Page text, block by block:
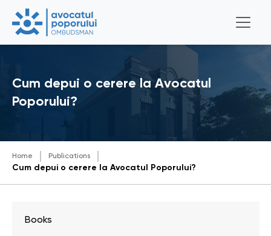
Cum depui o cerere la Avocatul
Poporului?
Home Publications
Cum depui o cerere la Avocatul Poporului?
Books